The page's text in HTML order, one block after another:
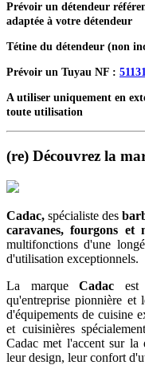
Prévoir un détendeur
adaptée à votre détendeur
Tétine du détendeur (non
Prévoir un Tuyau NF :
A utiliser uniquement en
toute utilisation
(re) Découvrez la
Cadac, spécialiste des
caravanes, fourgons et
multifonctions d'une
d'utilisation exceptionnels.
La marqueCadac est
qu'entreprise pionnière et
d'équipements de cuisine
et cuisinières
Cadac met l'accent sur la
leur design, leur confort